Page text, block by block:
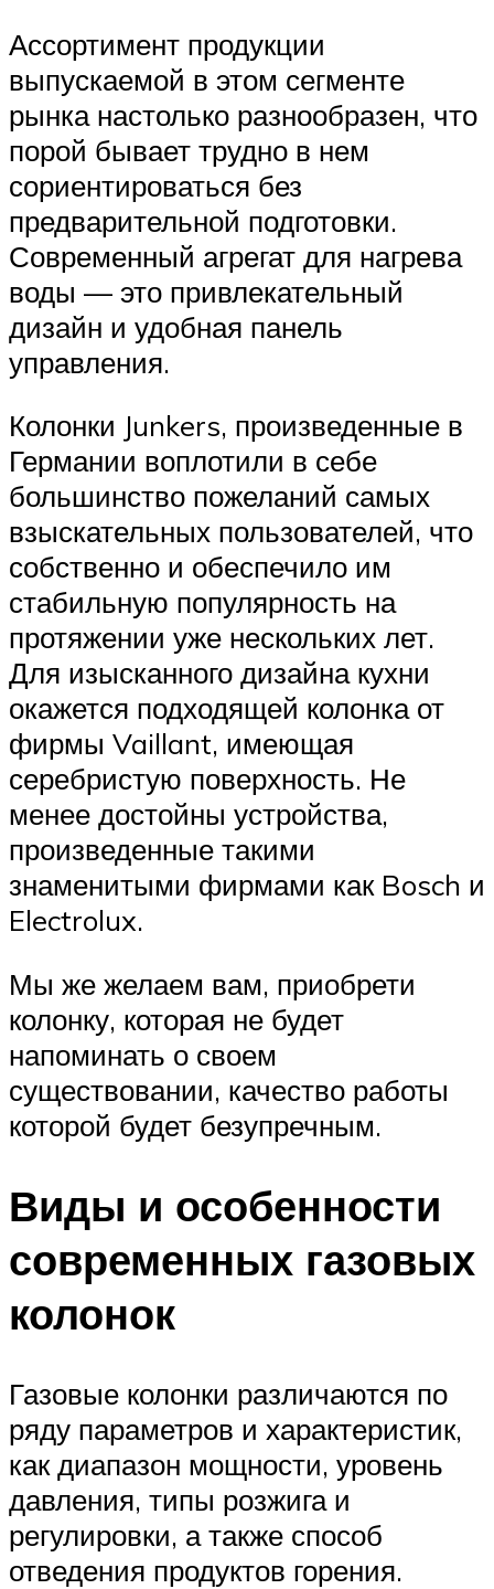
Ассортимент продукции
выпускаемой в этом сегменте
рынка настолько разнообразен, что
порой бывает трудно в нем
сориентироваться без
предварительной подготовки.
Современный агрегат для нагрева
воды — это привлекательный
дизайн и удобная панель
управления.
Колонки Junkers, произведенные в
Германии воплотили в себе
большинство пожеланий самых
взыскательных пользователей, что
собственно и обеспечило им
стабильную популярность на
протяжении уже нескольких лет.
Для изысканного дизайна кухни
окажется подходящей колонка от
фирмы Vaillant, имеющая
серебристую поверхность. Не
менее достойны устройства,
произведенные такими
знаменитыми фирмами как Bosch и
Electrolux.
Мы же желаем вам, приобрети
колонку, которая не будет
напоминать о своем
существовании, качество работы
которой будет безупречным.
Виды и особенности
современных газовых
колонок
Газовые колонки различаются по
ряду параметров и характеристик,
как диапазон мощности, уровень
давления, типы розжига и
регулировки, а также способ
отведения продуктов горения.